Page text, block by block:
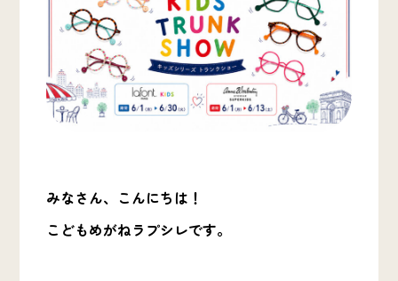
みなさん、こんにちは！
こどもめがねラプシレです。